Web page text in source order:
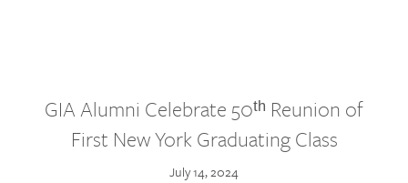
GIA Alumni Celebrate 50ᵗʰ Reunion of
First New York Graduating Class
July 14, 2024